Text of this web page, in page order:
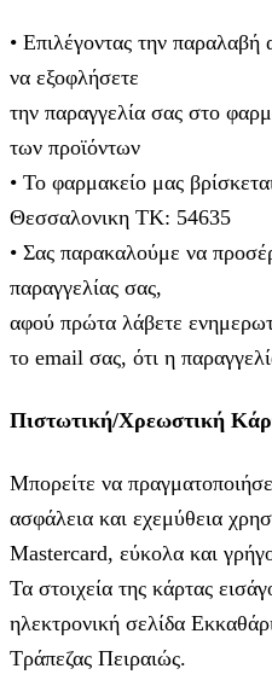
• Επιλέγοντας την
να εξοφλήσετε
την παραγγελία σας στο
των προϊόντων
• Το φαρμακείο μας
Θεσσαλονικη ΤΚ: 54635
• Σας παρακαλούμε να
παραγγελίας σας,
αφού πρώτα λάβετε
το email σας, ότι η
Πιστωτική/Χρεωστική
Μπορείτε να
ασφάλεια και εχεμύθεια
Mastercard, εύκολα και
Τα στοιχεία της κάρτας
ηλεκτρονική σελίδα
Τράπεζας Πειραιώς.